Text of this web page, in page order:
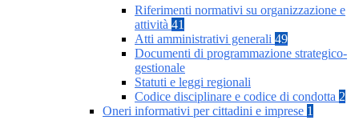
Riferimenti normativi su organizzazione e
attività 41
Atti amministrativi generali 49
Documenti di programmazione strategico-
gestionale
Statuti e leggi regionali
Codice disciplinare e codice di condotta 2
Oneri informativi per cittadini e imprese 1